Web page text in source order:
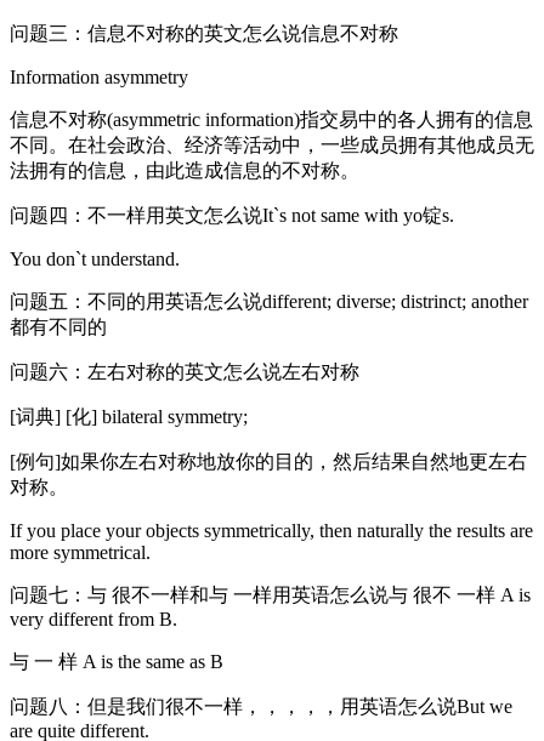
问题三：信息不对称的英文怎么说信息不对称
Information asymmetry
信息不对称(asymmetric information)指交易中的各人拥有的信息
不同。在社会政治、经济等活动中，一些成员拥有其他成员无
法拥有的信息，由此造成信息的不对称。
问题四：不一样用英文怎么说It`s not same with yo锭s.
You don`t understand.
问题五：不同的用英语怎么说different; diverse; distrinct; another
都有不同的
问题六：左右对称的英文怎么说左右对称
[词典] [化] bilateral symmetry;
[例句]如果你左右对称地放你的目的，然后结果自然地更左右
对称。
If you place your objects symmetrically, then naturally the results are
more symmetrical.
问题七：与 很不一样和与 一样用英语怎么说与 很不 一样 A is
very different from B.
与 一 样 A is the same as B
问题八：但是我们很不一样，，，，，用英语怎么说But we
are quite different.